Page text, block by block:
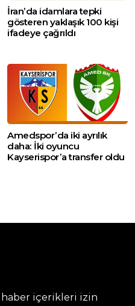
İran’da idamlara tepki
gösteren yaklaşık 100 kişi
ifadeye çağrıldı
Amedspor’da iki ayrılık
daha: İki oyuncu
Kayserispor’a transfer oldu
haber içerikleri izin